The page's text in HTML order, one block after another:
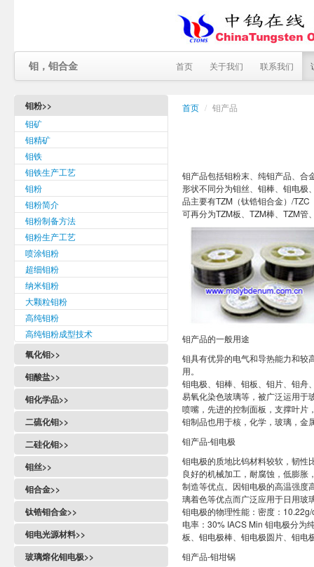
钼，钼合金 首页 关于我们 联系我们
钼粉>>
钼矿
钼精矿
钼铁
钼铁生产工艺
钼粉
钼粉简介
钼粉制备方法
钼粉生产工艺
喷涂钼粉
超细钼粉
纳米钼粉
大颗粒钼粉
高纯钼粉
高纯钼粉成型技术
氧化钼>>
钼酸盐>>
钼化学品>>
二硫化钼>>
二硅化钼>>
钼丝>>
钼合金>>
钛锆钼合金>>
钼电光源材料>>
玻璃熔化钼电极>>
首页 / 钼产品
钼产品包括钼粉末、纯钼产品、合
形状不同分为钼丝、钼棒、钼电极
品主要有TZM（钛锆钼合金）/
可再分为TZM板、TZM棒、TZM管
钼产品的一般用途
钼具有优异的电气和导热能力和较
用。
钼电极、钼棒、钼板、钼片、钼舟
易氧化染色玻璃等，被广泛运用于
喷嘴，先进的控制面板，支撑叶片
钼制品也用于核，化学，玻璃，金
钼产品-钼电极
钼电极的质地比钨材料较软，韧性
良好的机械加工，耐腐蚀，低膨
制造等优点。因钼电极的高温强度
璃着色等优点而广泛应用于日用玻
钼电极的物理性能：密度：10.22g/
电率：30% IACS Min 钼电极分为
板、钼电极棒、钼电极圆片、钼电
钼产品-钼坩锅